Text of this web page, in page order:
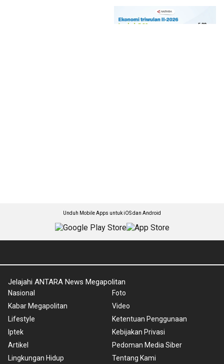
Unduh Mobile Apps untuk iOS dan Android
Jelajahi ANTARA News Megapolitan
Nasional
Kabar Megapolitan
Lifestyle
Iptek
Artikel
Lingkungan Hidup
Foto
Video
Ketentuan Penggunaan
Kebijakan Privasi
Pedoman Media Siber
Tentang Kami